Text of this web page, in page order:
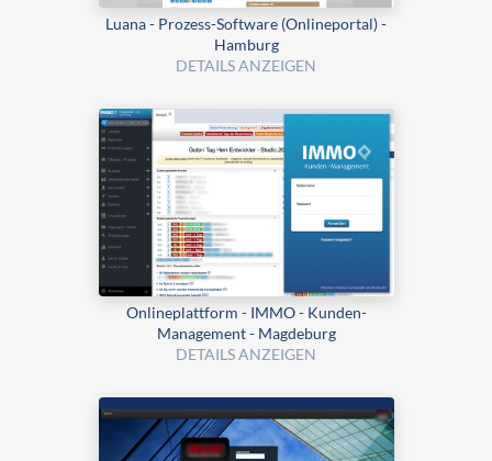
Luana - Prozess-Software (Onlineportal) -
Hamburg
DETAILS ANZEIGEN
Onlineplattform - IMMO - Kunden-
Management - Magdeburg
DETAILS ANZEIGEN